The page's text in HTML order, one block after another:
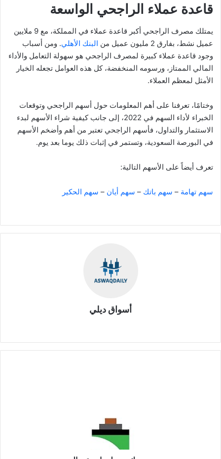
قاعدة عملاء الراجحي الواسعة
يمتلك مصرف الراجحي أكبر قاعدة عملاء في المملكة، مع 9 ملايين
عميل نشط، بفارق 2 مليون عميل من
البنك الأهلي. ومن أسباب
وجود قاعدة عملاء كبيرة لمصرف الراجحي هو سهولة التعامل والأداء
المالي الممتاز، ورسومه المنخفضة، كل هذه العوامل تجعله الخيار
الأمثل لمعظم العملاء.
وختامًا، تعرفنا على أهم المعلومات حول أسهم الراجحي وتوقعات
الخبراء لأداء السهم في 2022، إلى جانب كيفية شراء الأسهم لبدء
الاستثمار والتداول، فأسهم الراجحي تعتبر من أهم وأضخم الأسهم
في البورصة السعودية، وتستمر في إثبات ذلك يوما بعد يوم.
تعرف أيضاً على الأسهم التالية:
سهم تهامة – سهم باتك – سهم أيان – سهم الحكير
أسواق ديلي